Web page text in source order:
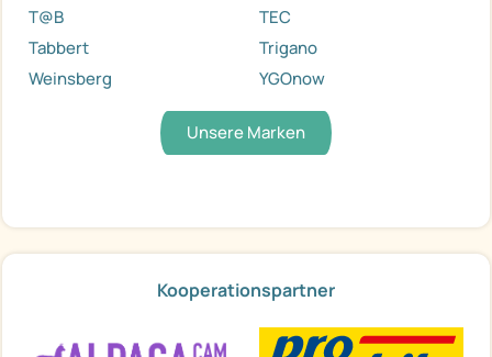
T@B
TEC
Tabbert
Trigano
Weinsberg
YGOnow
Unsere Marken
Kooperationspartner